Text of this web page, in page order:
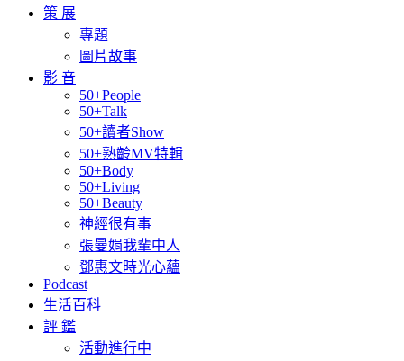
策 展
專題
圖片故事
影 音
50+People
50+Talk
50+讀者Show
50+熟齡MV特輯
50+Body
50+Living
50+Beauty
神經很有事
張曼娟我輩中人
鄧惠文時光心蘊
Podcast
生活百科
評 鑑
活動進行中